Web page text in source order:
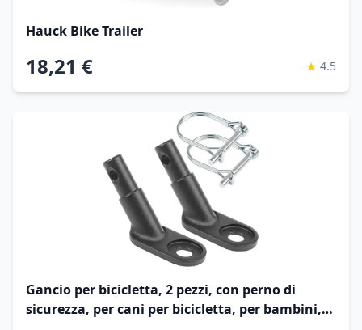
Hauck Bike Trailer
18,21 € ★ 4.5
Gancio per bicicletta, 2 pezzi, con perno di
sicurezza, per cani per bicicletta, per bambini,